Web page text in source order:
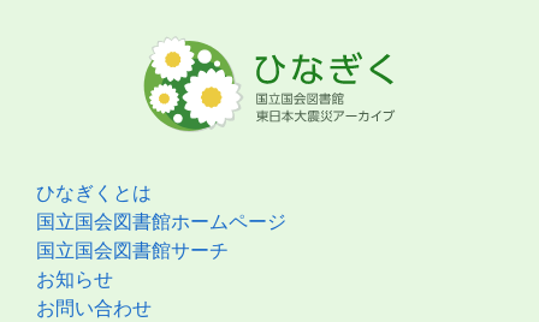
ひなぎくとは
国立国会図書館ホームページ
国立国会図書館サーチ
お知らせ
お問い合わせ